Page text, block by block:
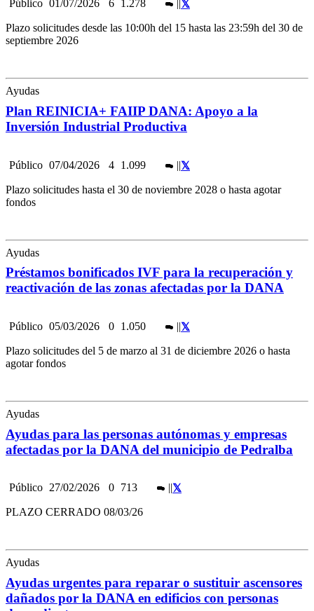
Público 01/07/2026 6 1.278
Plazo solicitudes desde las 10:00h del 15 hasta las 23:59h del 30 de
septiembre 2026
Ayudas
Plan REINICIA+ FAIIP DANA: Apoyo a la
Inversión Industrial Productiva
Público 07/04/2026 4 1.099 ||
Plazo solicitudes hasta el 30 de noviembre 2028 o hasta agotar
fondos
Ayudas
Préstamos bonificados IVF para la recuperación y
reactivación de las zonas afectadas por la DANA
Público 05/03/2026 0 1.050 ||
Plazo solicitudes del 5 de marzo al 31 de diciembre 2026 o hasta
agotar fondos
Ayudas
Ayudas para las personas autónomas y empresas
afectadas por la DANA del municipio de Pedralba
Público 27/02/2026 0 713 ||
PLAZO CERRADO 08/03/26
Ayudas
Ayudas urgentes para reparar o sustituir ascensores
dañados por la DANA en edificios con personas